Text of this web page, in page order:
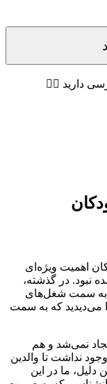
دارید 👇🏼
اهمیت ویژه‌ای
نبود. در گذشته،
به سمت شغل‌های
می‌دیدید که به سمت
نمی‌شد و هم
نداشت تا والدین
دلیل، ما در این